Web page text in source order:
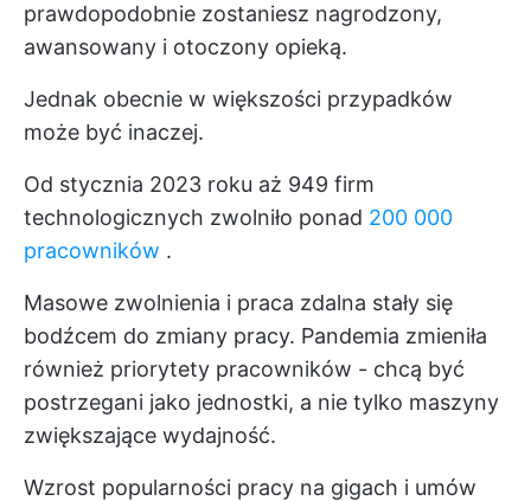
prawdopodobnie zostaniesz nagrodzony,
awansowany i otoczony opieką.
Jednak obecnie w większości przypadków
może być inaczej.
Od stycznia 2023 roku aż 949 firm
technologicznych zwolniło ponad 200 000
pracowników .
Masowe zwolnienia i praca zdalna stały się
bodźcem do zmiany pracy. Pandemia zmieniła
również priorytety pracowników - chcą być
postrzegani jako jednostki, a nie tylko maszyny
zwiększające wydajność.
Wzrost popularności pracy na gigach i umów